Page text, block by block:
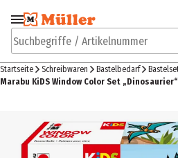
Zur Navigation
springen
Suchbegriffe / Artikelnummer
Startseite Schreibwaren Bastelbedarf
Marabu KiDS Window Color Set „Dinosaurier“